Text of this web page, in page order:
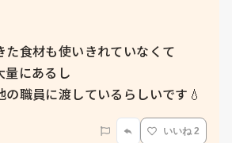
た食材も使いきれていなくて
量にあるし
職員に渡しているらしいです💧
いいね 2